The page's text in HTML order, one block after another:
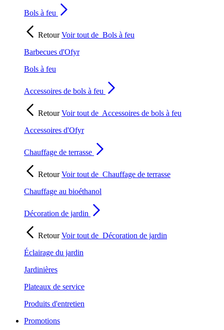
Bols à feu
RetourVoir tout de Bols à feu
Barbecues d'Ofyr
Bols à feu
Accessoires de bols à feu
RetourVoir tout de Accessoires de bols à feu
Accessoires d'Ofyr
Chauffage de terrasse
RetourVoir tout de Chauffage de terrasse
Chauffage au bioéthanol
Décoration de jardin
RetourVoir tout de Décoration de jardin
Éclairage du jardin
Jardinières
Plateaux de service
Produits d'entretien
Promotions